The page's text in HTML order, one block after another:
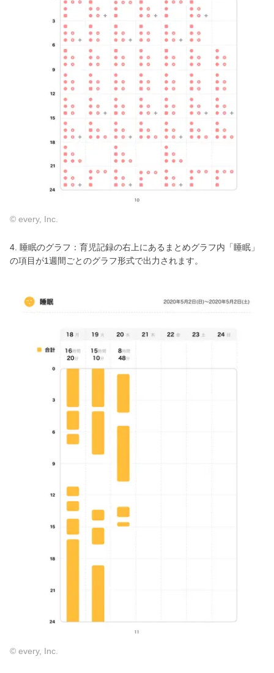
© every, Inc.
4. 睡眠のグラフ：育児記録の右上にあるまとめグラフ内「睡眠」
の項目が1週間ごとのグラフ形式で出力されます。
© every, Inc.